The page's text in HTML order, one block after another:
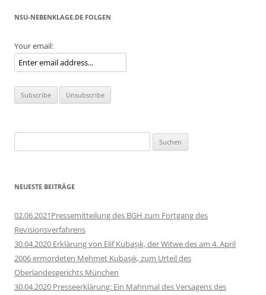
NSU-NEBENKLAGE.DE FOLGEN
Your email:
nach:
NEUESTE BEITRÄGE
02.06.2021Pressemitteilung des BGH zum Fortgang des
Revisionsverfahrens
30.04.2020 Erklärung von Elif Kubaşık, der Witwe des am 4. April
2006 ermordeten Mehmet Kubaşık, zum Urteil des
Oberlandesgerichts München
30.04.2020 Presseerklärung: Ein Mahnmal des Versagens des